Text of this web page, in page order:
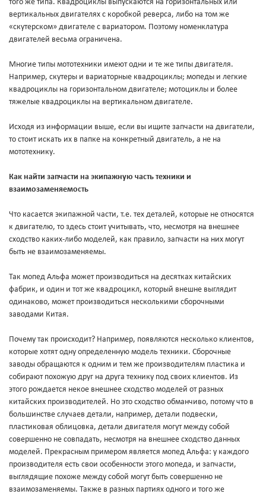
того же типа. Квадроциклы выпускаются на горизонтальных или
вертикальных двигателях с коробкой реверса, либо на том же
«скутерском» двигателе с вариатором. Поэтому номенклатура
двигателей весьма ограничена.
Многие типы мототехники имеют одни и те же типы двигателя.
Например, скутеры и вариаторные квадроциклы; мопеды и легкие
квадроциклы на горизонтальном двигателе; мотоциклы и более
тяжелые квадроциклы на вертикальном двигателе.
Исходя из информации выше, если вы ищите запчасти на двигатели,
то стоит искать их в папке на конкретный двигатель, а не на
мототехнику.
Как найти запчасти на экипажную часть техники и
взаимозаменяемость
Что касается экипажной части, т.е. тех деталей, которые не относятся
к двигателю, то здесь стоит учитывать, что, несмотря на внешнее
сходство каких-либо моделей, как правило, запчасти на них могут
быть не взаимозаменяемы.
Так мопед Альфа может производиться на десятках китайских
фабрик, и один и тот же квадроцикл, который внешне выглядит
одинаково, может производиться несколькими сборочными
заводами Китая.
Почему так происходит? Например, появляются несколько клиентов,
которые хотят одну определенную модель техники. Сборочные
заводы обращаются к одним и тем же производителям пластика и
собирают похожую друг на друга технику под своих клиентов. Из
этого рождается некое внешнее сходство моделей от разных
китайских производителей. Но это сходство обманчиво, потому что в
большинстве случаев детали, например, детали подвески,
пластиковая облицовка, детали двигателя могут между собой
совершенно не совпадать, несмотря на внешнее сходство данных
моделей. Прекрасным примером является мопед Альфа: у каждого
производителя есть свои особенности этого мопеда, и запчасти,
выглядящие похоже между собой могут быть совершенно не
взаимозаменяемы. Также в разных партиях одного и того же